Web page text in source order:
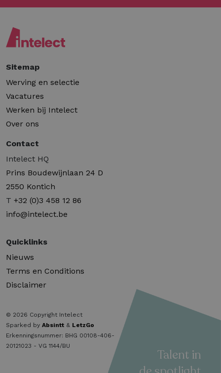
Sitemap
Werving en selectie
Vacatures
Werken bij Intelect
Over ons
Contact
Intelect HQ
Prins Boudewijnlaan 24 D
2550 Kontich
T +32 (0)3 458 12 86
info@intelect.be
Quicklinks
Nieuws
Terms en Conditions
Disclaimer
© 2026 Copyright Intelect
Sparked by Absintt & LetzGo
Erkenningsnummer: BHG 00108-406-
20121023 - VG 1144/BU
Talent in